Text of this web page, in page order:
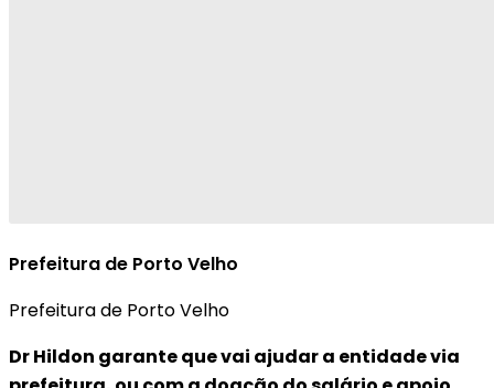
Prefeitura de Porto Velho
Prefeitura de Porto Velho
Dr Hildon garante que vai ajudar a entidade via